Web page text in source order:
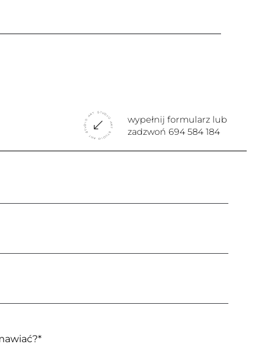
wypełnij formularz lub
zadzwoń694 584 184